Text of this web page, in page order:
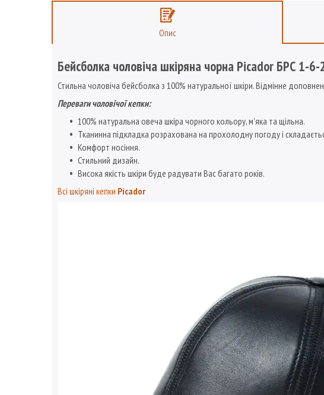
Опис
Бейсболка чоловіча шкіряна чорна Picador БРС 1-6-
Стильна чоловіча бейсболка з 100% натуральної шкіри. Відмінне
Переваги чоловічої кепки:
100% натуральна овеча шкіра чорного кольору, м'яка та щільна.
Тканинна підкладка розрахована на прохолодну погоду і
Комфорт носіння.
Стильний дизайн.
Висока якість шкіри буде радувати Вас багато років.
Всі шкіряні кепки Picador